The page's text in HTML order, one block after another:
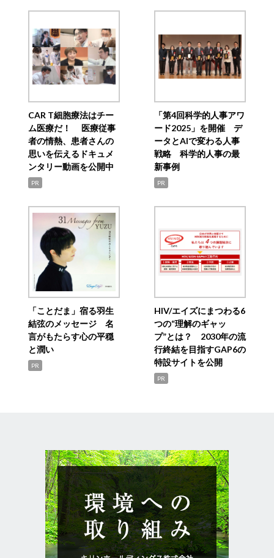
CAR T細胞療法はチー
ム医療だ！ 医療従事
者の情熱、患者さんの
思いを伝えるドキュメ
ンタリー動画を公開中
PR
「第4回科学的人事アワ
ード2025」を開催 デ
ータとAIで変わる人事
戦略 科学的人事の最
新事例
PR
「ことだま」宿る羽生
結弦のメッセージ 名
言がもたらす心の平穏
と潤い
PR
HIV/エイズにまつわる6
つの“理解のギャッ
プ”とは？ 2030年の流
行終結を目指すGAP6の
特設サイトを公開
PR